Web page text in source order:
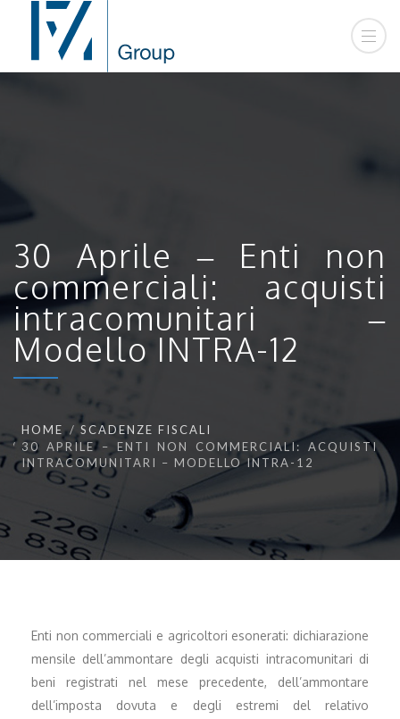
30 Aprile – Enti non
commerciali: acquisti
intracomunitari –
Modello INTRA-12
HOME
SCADENZE FISCALI
30 APRILE – ENTI NON COMMERCIALI: ACQUISTI
INTRACOMUNITARI – MODELLO INTRA-12
Enti non commerciali e agricoltori esonerati: dichiarazione
mensile dell’ammontare degli acquisti intracomunitari di
beni registrati nel mese precedente, dell’ammontare
dell’imposta dovuta e degli estremi del relativo